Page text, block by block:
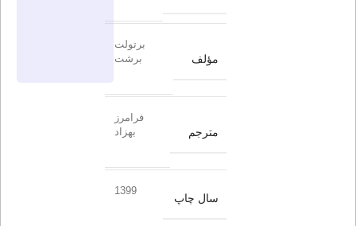
مؤلف
برتولت
برشت
مترجم
فرامرز
بهزاد
سال چاپ
1399